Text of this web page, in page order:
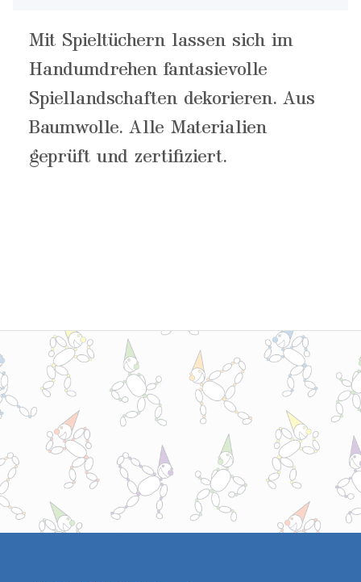
Mit Spieltüchern lassen sich im
Handumdrehen fantasievolle
Spiellandschaften dekorieren. Aus
Baumwolle. Alle Materialien
geprüft und zertifiziert.